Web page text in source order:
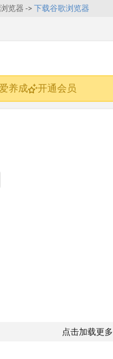
览器 -> 下载谷歌浏览器
养成 开通会员
点击加载更多